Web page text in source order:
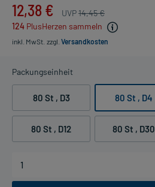
12,38 € UVP14,45 €
124 PlusHerzen sammeln
inkl. MwSt. zzgl. Versandkosten
Packungseinheit
80 St , D3 80 St , D4
80 St , D12 80 St , D30